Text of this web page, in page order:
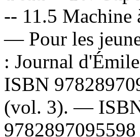
-- 11.5 Machine
— Pour les
: Journal
ISBN
(vol. 3). —
9782897095598